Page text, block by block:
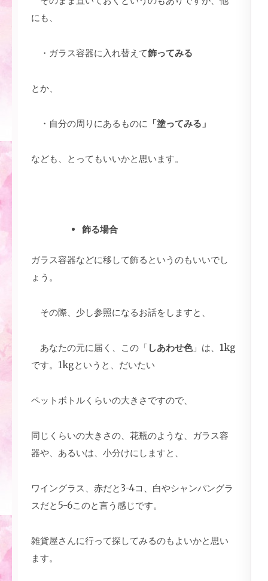
にも、
・ガラス容器に入れ替えて飾ってみる
とか、
・自分の周りにあるものに 「塗ってみる」
なども、とってもいいかと思います。
飾る場合
ガラス容器などに移して飾るというのもいいでし
ょう。
その際、少し参照になるお話をしますと、
あなたの元に届く、この「 しあわせ色」は、1kg
です。1kgというと、だいたい
ペットボトルくらいの大きさですので、
同じくらいの大きさの、花瓶のような、ガラス容
器や、あるいは、小分けにしますと、
ワイングラス、赤だと3-4コ、白やシャンパングラ
スだと5-6このと言う感じです。
雑貨屋さんに行って探してみるのもよいかと思い
ます。